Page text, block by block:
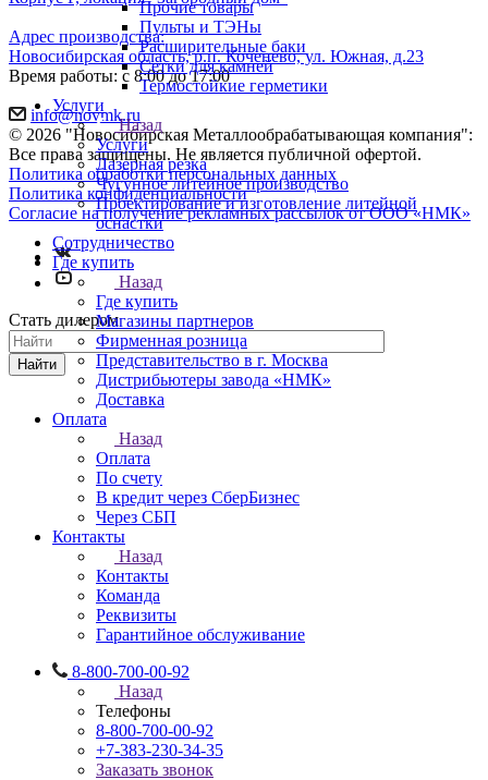
Прочие товары
Пульты и ТЭНы
Расширительные баки
Сетки для камней
Термостойкие герметики
Услуги
Назад
Услуги
Лазерная резка
Чугунное литейное производство
Проектирование и изготовление литейной
оснастки
Сотрудничество
Где купить
Назад
Где купить
Магазины партнеров
Фирменная розница
Представительство в г. Москва
Дистрибьютеры завода «НМК»
Доставка
Оплата
Назад
Оплата
По счету
В кредит через СберБизнес
Через СБП
Контакты
Назад
Контакты
Команда
Реквизиты
Гарантийное обслуживание
8-800-700-00-92
Назад
Телефоны
8-800-700-00-92
+7-383-230-34-35
Заказать звонок
Адрес производства:
Новосибирская область, р.п. Коченево, ул. Южная, д.23
Время работы: с 8:00 до 17:00
info@novmk.ru
© 2026 "Новосибирская Металлообрабатывающая компания":
Все права защищены. Не является публичной офертой.
Политика обработки персональных данных
Политика конфиденциальности
Согласие на получение рекламных рассылок от ООО «НМК»
Стать дилером
Найти